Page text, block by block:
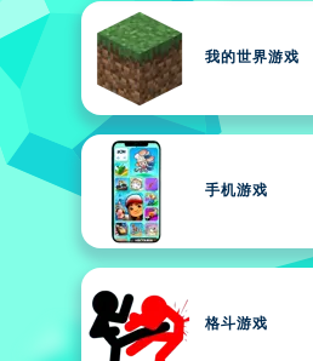
我的世界游戏
手机游戏
格斗游戏